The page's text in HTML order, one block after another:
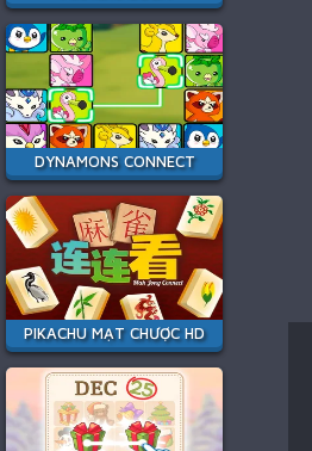
DYNAMONS CONNECT
PIKACHU MẠT CHƯỢC HD